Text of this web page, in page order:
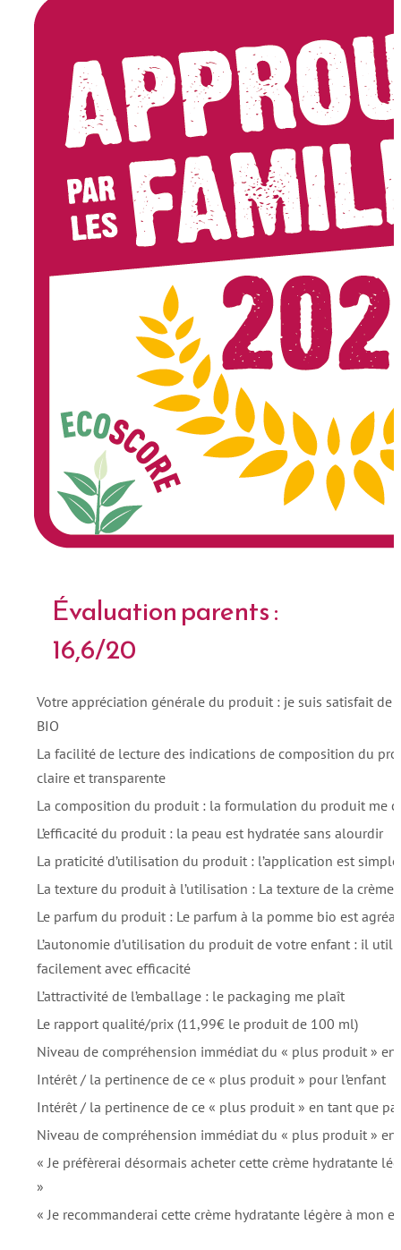
Évaluation parents :
16,6/20
Votre appréciation générale du produit : je suis satisfait de
BIO
La facilité de lecture des indications de composition du
claire et transparente
La composition du produit : la formulation du produit me
L’efficacité du produit : la peau est hydratée sans alourdir
La praticité d’utilisation du produit : l’application est simple
La texture du produit à l’utilisation : La texture de la crème
Le parfum du produit : Le parfum à la pomme bio est
L’autonomie d’utilisation du produit de votre enfant : il
facilement avec efficacité
L’attractivité de l’emballage : le packaging me plaît
Le rapport qualité/prix (11,99€ le produit de 100 ml)
Niveau de compréhension immédiat du « plus produit »
Intérêt / la pertinence de ce « plus produit » pour l’enfant
Intérêt / la pertinence de ce « plus produit » en tant que
Niveau de compréhension immédiat du « plus produit »
« Je préfèrerai désormais acheter cette crème hydratante
»
« Je recommanderai cette crème hydratante légère à mon